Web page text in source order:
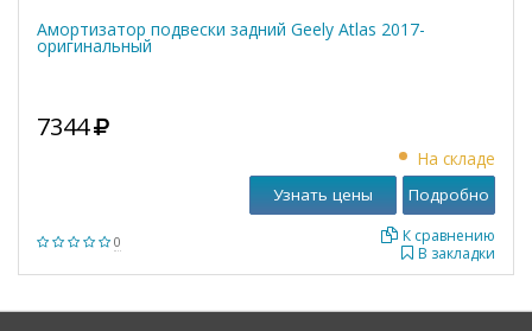
Амортизатор подвески задний Geely Atlas 2017-
оригинальный
0
7344
На складе
В закладки
К сравнению
Узнать цены Подробно